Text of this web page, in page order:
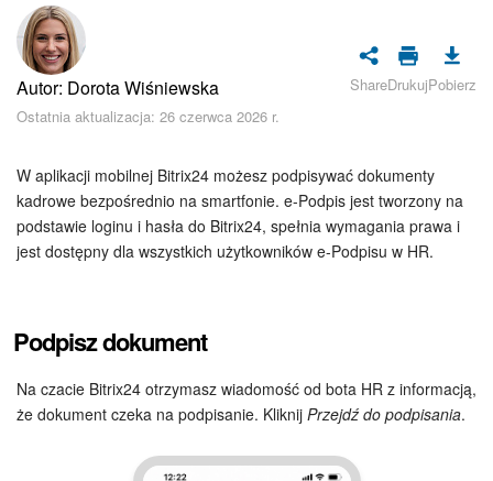
Bezpieczeństwo w Bitrix24
Rejestracja i autoryzacja
Poczta
Zadania i projekty
CRM
Kalendarz
Komunikator Bitrix24
Autor: Dorota Wiśniewska
Ostatnia aktualizacja: 26 czerwca 2026 r.
ShareDrukujPobierz
W aplikacji mobilnej Bitrix24 możesz podpisywać dokumenty
kadrowe bezpośrednio na smartfonie. e-Podpis jest tworzony na
podstawie loginu i hasła do Bitrix24, spełnia wymagania prawa i
jest dostępny dla wszystkich użytkowników e-Podpisu w HR.
Podpisz dokument
Na czacie Bitrix24 otrzymasz wiadomość od bota HR z informacją,
że dokument czeka na podpisanie. Kliknij Przejdź do podpisania.